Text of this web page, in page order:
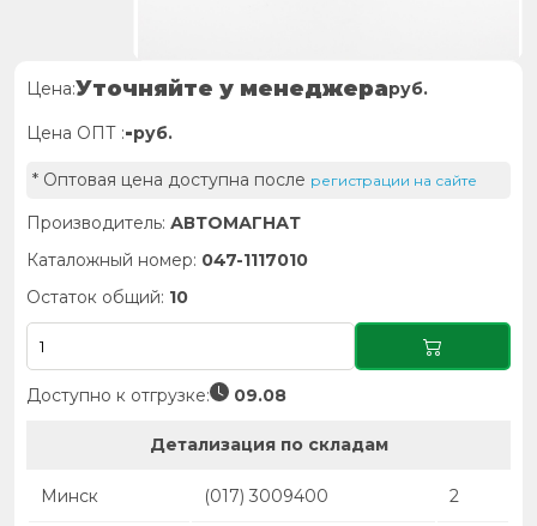
Цена:Уточняйте у менеджераруб.
Цена ОПТ :-руб.
* Оптовая цена доступна после регистрации на сайте
Производитель: АВТОМАГНАТ
Каталожный номер: 047-1117010
Остаток общий: 10
Доступно к отгрузке: 09.08
Детализация по складам
Минск (017) 3009400 2